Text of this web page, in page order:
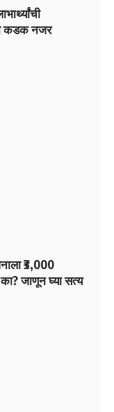
कडक नजर
₹3,000
जाणून घ्या सत्य